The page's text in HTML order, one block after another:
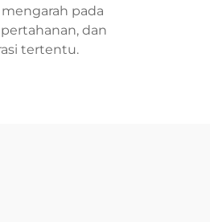
pada
dan
tertentu.